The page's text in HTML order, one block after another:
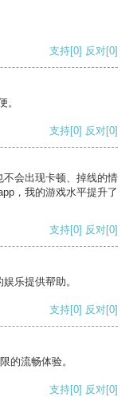
支持[0] 反对[0]
。
支持[0] 反对[0]
会出现卡顿、掉线的情
，我的游戏水平提升了
支持[0] 反对[0]
乐提供帮助。
支持[0] 反对[0]
的流畅体验。
支持[0] 反对[0]